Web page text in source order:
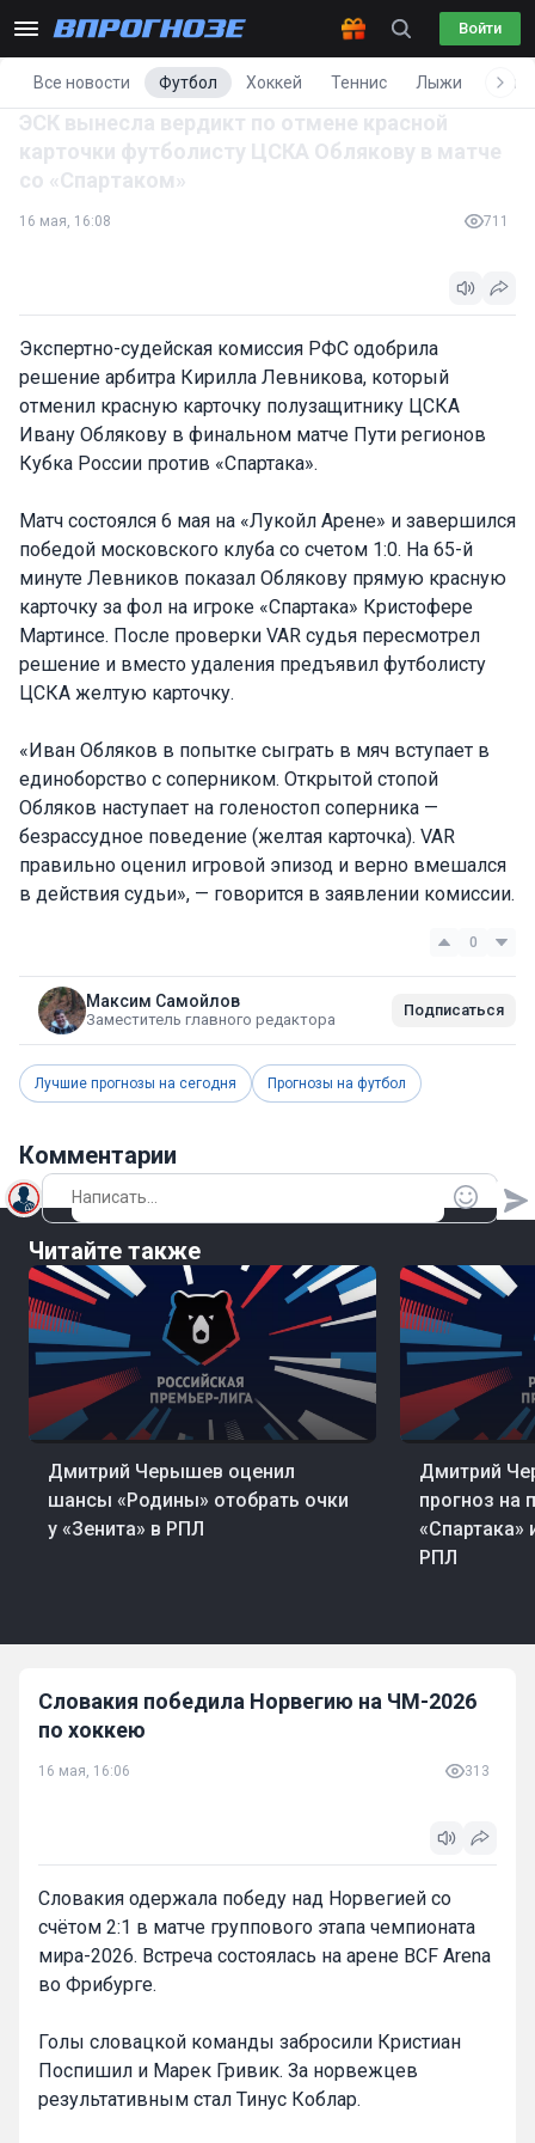
Войти
Все новости Футбол Хоккей Теннис Лыжи
ЭСК вынесла вердикт по отмене красной
карточки футболисту ЦСКА Облякову в матче
со «Спартаком»
16 мая, 16:08 711
Экспертно-судейская комиссия РФС одобрила
решение арбитра Кирилла Левникова, который
отменил красную карточку полузащитнику ЦСКА
Ивану Облякову в финальном матче Пути регионов
Кубка России против «Спартака».
Матч состоялся 6 мая на «Лукойл Арене» и завершился
победой московского клуба со счетом 1:0. На 65-й
минуте Левников показал Облякову прямую красную
карточку за фол на игроке «Спартака» Кристофере
Мартинсе. После проверки VAR судья пересмотрел
решение и вместо удаления предъявил футболисту
ЦСКА желтую карточку.
«Иван Обляков в попытке сыграть в мяч вступает в
единоборство с соперником. Открытой стопой
Обляков наступает на голеностоп соперника —
безрассудное поведение (желтая карточка). VAR
правильно оценил игровой эпизод и верно вмешался
в действия судьи», — говорится в заявлении комиссии.
0
Максим Самойлов
Заместитель главного редактора
Подписаться
Лучшие прогнозы на сегодня Прогнозы на футбол
Комментарии
Читайте также
Дмитрий Черышев оценил
шансы «Родины» отобрать очки
у «Зенита» в РПЛ
Дмитрий
прогноз на
«Спартака»
РПЛ
Словакия победила Норвегию на ЧМ-2026
по хоккею
16 мая, 16:06 313
Словакия одержала победу над Норвегией со
счётом 2:1 в матче группового этапа чемпионата
мира-2026. Встреча состоялась на арене BCF Arena
во Фрибурге.
Голы словацкой команды забросили Кристиан
Поспишил и Марек Гривик. За норвежцев
результативным стал Тинус Коблар.